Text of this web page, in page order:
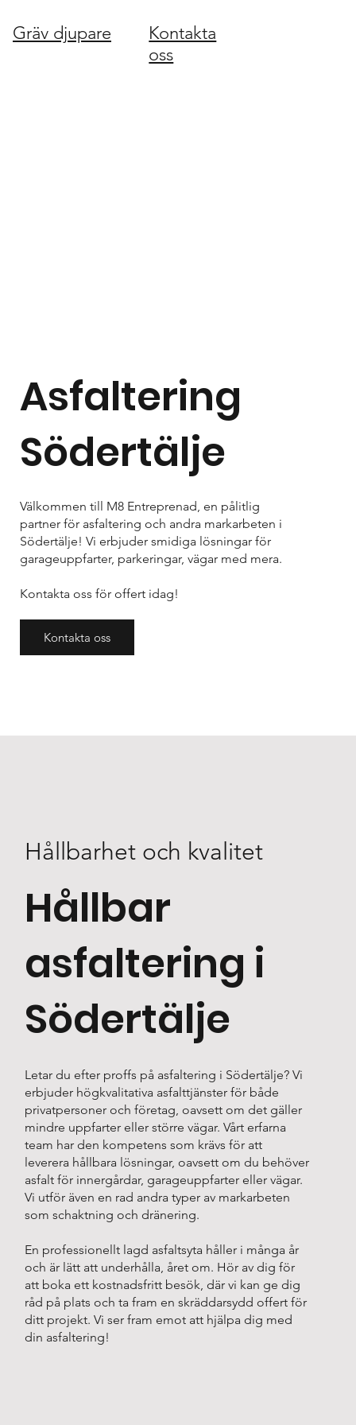
Gräv djupare
Kontakta
oss
Asfaltering
Södertälje
Välkommen till M8 Entreprenad, en pålitlig
partner för asfaltering och andra markarbeten i
Södertälje! Vi erbjuder smidiga lösningar för
garageuppfarter, parkeringar, vägar med mera.
Kontakta oss för offert idag!
Kontakta oss
Hållbarhet och kvalitet
Hållbar
asfaltering i
Södertälje
Letar du efter proffs på asfaltering i Södertälje? Vi
erbjuder högkvalitativa asfalttjänster för både
privatpersoner och företag, oavsett om det gäller
mindre uppfarter eller större vägar. Vårt erfarna
team har den kompetens som krävs för att
leverera hållbara lösningar, oavsett om du behöver
asfalt för innergårdar, garageuppfarter eller vägar.
Vi utför även en rad andra typer av markarbeten
som schaktning och dränering.
En professionellt lagd asfaltsyta håller i många år
och är lätt att underhålla, året om. Hör av dig för
att boka ett kostnadsfritt besök, där vi kan ge dig
råd på plats och ta fram en skräddarsydd offert för
ditt projekt. Vi ser fram emot att hjälpa dig med
din asfaltering!